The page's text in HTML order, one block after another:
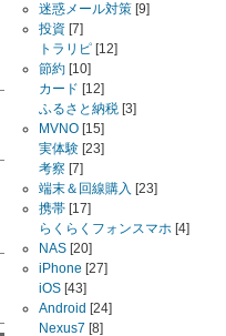
迷惑メール対策 [9]
投資 [7]
トラリピ [12]
節約 [10]
カード [12]
ふるさと納税 [3]
MVNO [15]
実体験 [23]
考察 [7]
端末＆回線購入 [23]
携帯 [17]
らくらくフォンスマホ [4]
NAS [20]
iPhone [27]
iOS [43]
Android [24]
Nexus7 [8]